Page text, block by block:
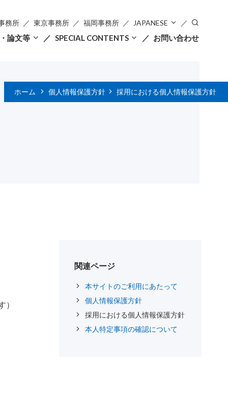
論文等 SPECIAL CONTENTS お問い合わせ
務所 東京事務所 福岡事務所 JAPANESE
ホーム 個人情報保護方針 採用における個人情報保護方針
関連ページ
本サイトのご利用にあたって
個人情報保護方針
採用における個人情報保護方針
本人特定事項の確認について